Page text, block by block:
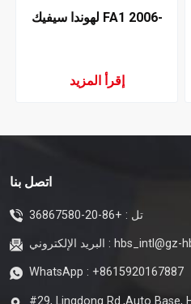
لهوندا سيفيك FA1 2006-
إقرأ المزيد
اتصل بنا
تل : +86-20-36867580
البريد الإلكتروني : hbs_intl@gz-
WhatsApp : +8615920167887
#29, Lingdong Rd.,Auto Base,